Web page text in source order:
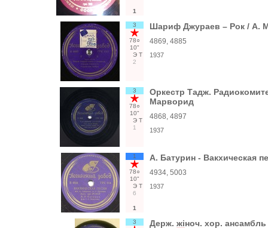
1
3
78○
10"
Э Т
2
Шариф Джураев – Рок / А.
4869, 4885
1937
3
78○
10"
Э Т
1
Оркестр Тадж.
Марворид
4868, 4897
1937
1
78○
10"
Э Т
6
1
А. Батурин - Вакхическая
4934, 5003
1937
3 Держ. жiноч. хор.